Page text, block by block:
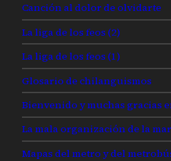
Canción al dolor de olvidarte
La liga de los feos (2)
La liga de los feos (1)
Glosario de chilanguismos
Bienvenido y muchas gracias
La mala organización de la
Mapas del metro y del